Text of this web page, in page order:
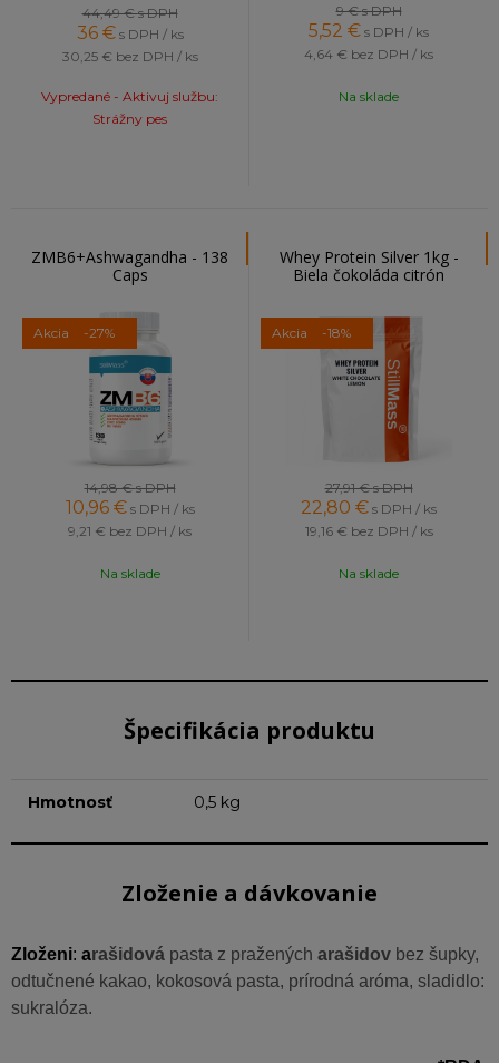
44,49 €s DPH
36 € s DPH / ks
30,25 € bez DPH / ks
Vypredané - Aktivuj službu:
Strážny pes
9 €s DPH
5,52 € s DPH / ks
4,64 € bez DPH / ks
Na sklade
ZMB6+Ashwagandha - 138
Caps
Akcia -27%
14,98 €s DPH
10,96 € s DPH / ks
9,21 € bez DPH / ks
Na sklade
Whey Protein Silver 1kg -
Biela čokoláda citrón
Akcia -18%
27,91 €s DPH
22,80 € s DPH / ks
19,16 € bez DPH / ks
Na sklade
Špecifikácia produktu
Hmotnosť 0,5 kg
Zloženie a dávkovanie
Zloženi: arašidová pasta z pražených arašidov bez šupky,
odtučnené kakao, kokosová pasta, prírodná aróma, sladidlo:
sukralóza.